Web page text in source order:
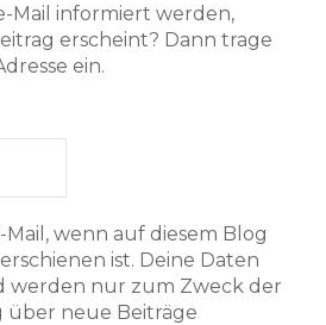
Mail informiert werden,
erscheint? Dann trage
ein.
wenn auf diesem Blog
ist. Deine Daten
werden nur zum Zweck der
neue Beiträge